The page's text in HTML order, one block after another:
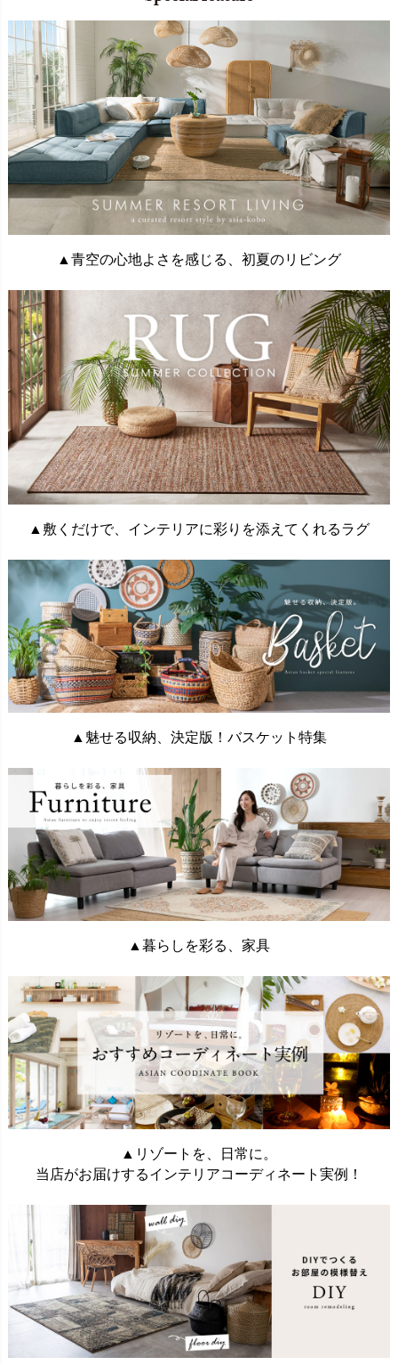
▲青空の心地よさを感じる、初夏のリビング
▲敷くだけで、インテリアに彩りを添えてくれるラグ
▲魅せる収納、決定版！バスケット特集
▲暮らしを彩る、家具
▲リゾートを、日常に。
当店がお届けするインテリアコーディネート実例！